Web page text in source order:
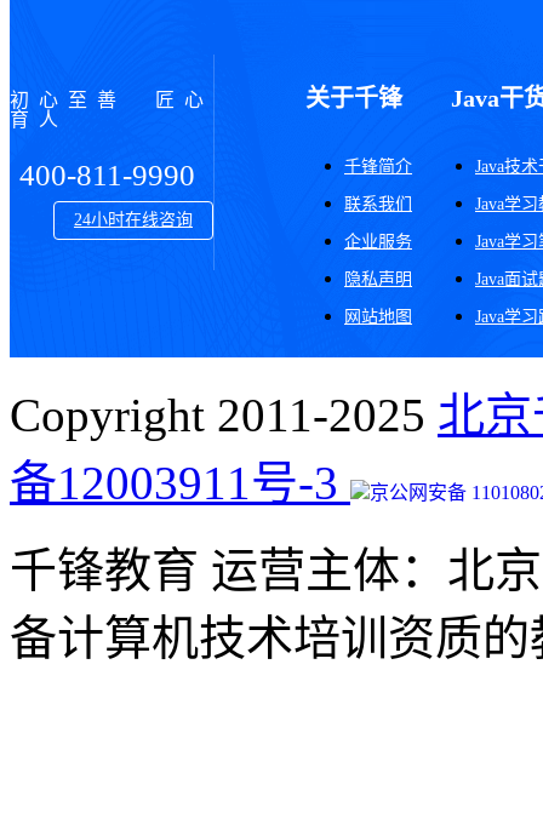
初心至善 匠心
育人
400-811-9990
24小时在线咨询
关于千锋
千锋简介
联系我们
企业服务
隐私声明
网站地图
Java干
Java技
Java学
Java学
Java面
Java学
Copyright 2011-2025 北
备12003911号-3
京公网安备
千锋教育 运营主体：北
备计算机技术培训资质